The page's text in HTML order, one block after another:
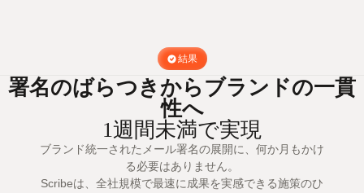
結果
署名のばらつきからブランドの一貫
性へ
1週間未満で実現
ブランド統一されたメール署名の展開に、何か月もかけ
る必要はありません。
Scribeは、全社規模で最速に成果を実感できる施策のひ